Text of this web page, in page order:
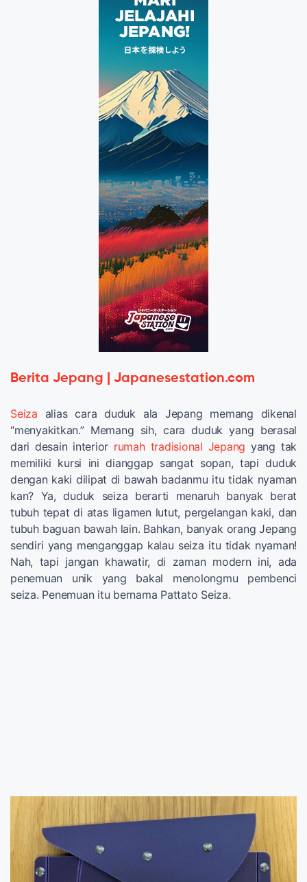
Berita Jepang | Japanesestation.com
Seiza alias cara duduk ala Jepang memang dikenal
“menyakitkan.” Memang sih, cara duduk yang berasal
dari desain interior rumah tradisional Jepang yang tak
memiliki kursi ini dianggap sangat sopan, tapi duduk
dengan kaki dilipat di bawah badanmu itu tidak nyaman
kan? Ya, duduk seiza berarti menaruh banyak berat
tubuh tepat di atas ligamen lutut, pergelangan kaki, dan
tubuh baguan bawah lain. Bahkan, banyak orang Jepang
sendiri yang menganggap kalau seiza itu tidak nyaman!
Nah, tapi jangan khawatir, di zaman modern ini, ada
penemuan unik yang bakal menolongmu pembenci
seiza. Penemuan itu bernama Pattato Seiza.